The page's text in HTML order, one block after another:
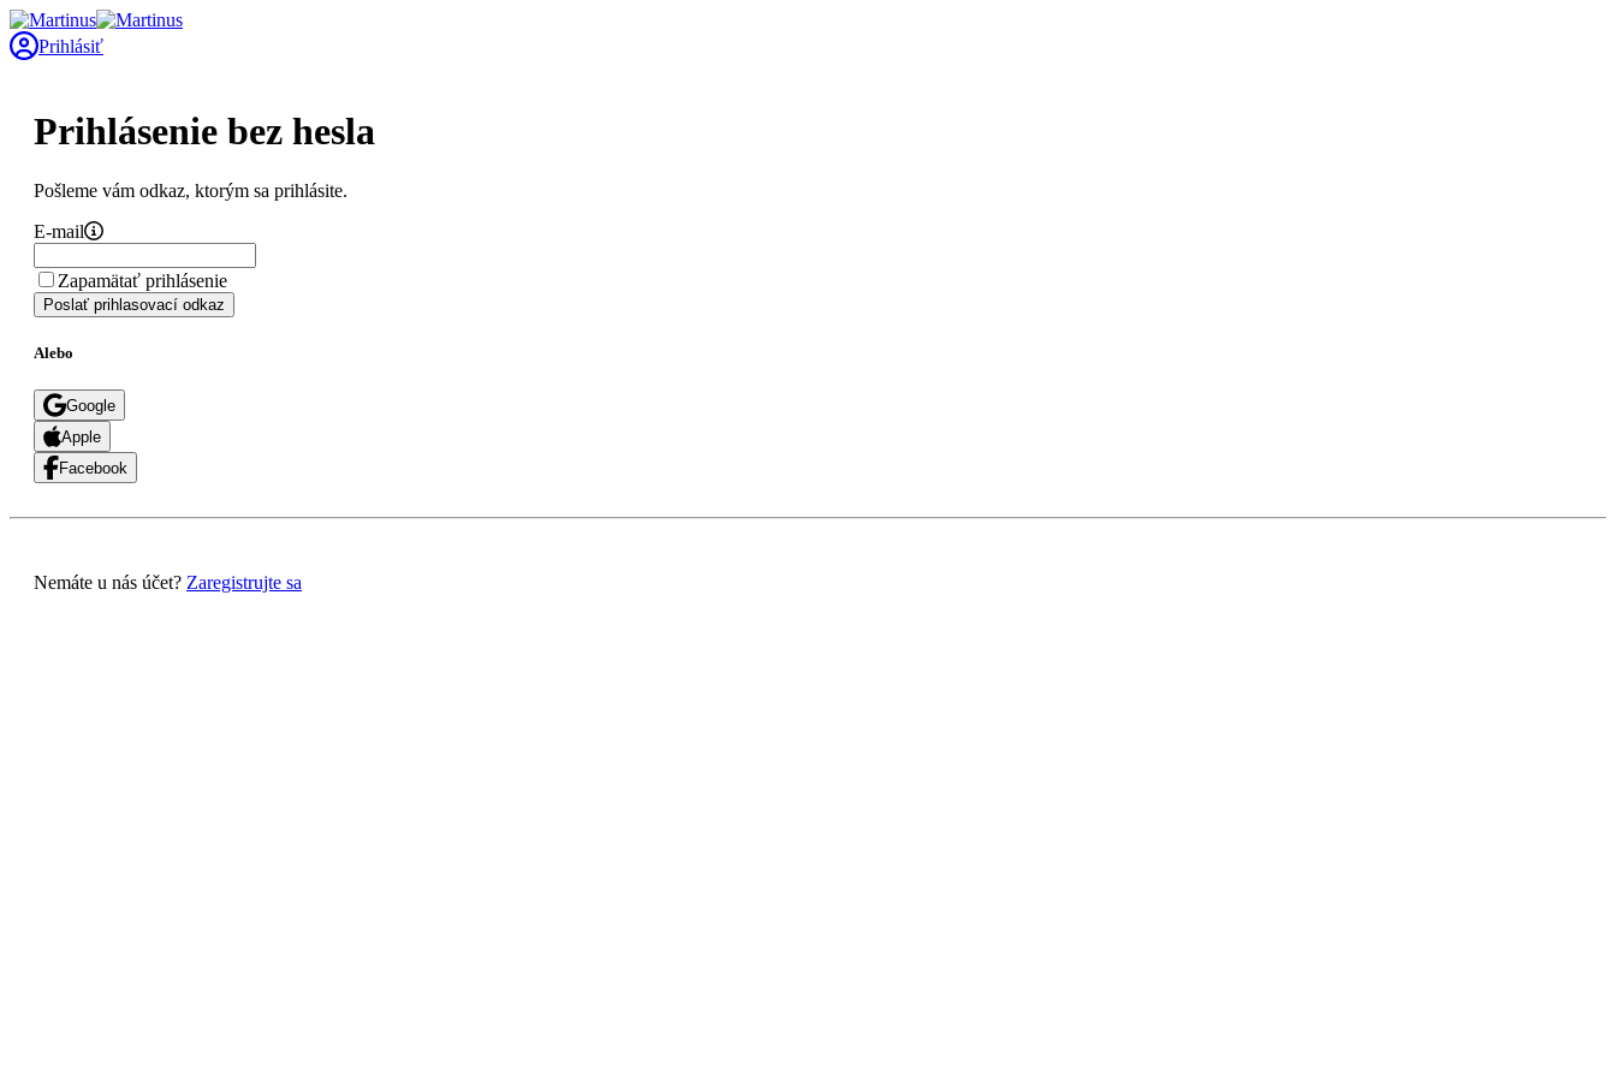
Prihlásiť
Prihlásenie bez hesla
Pošleme vám odkaz, ktorým sa prihlásite.
E-mail
Zapamätať prihlásenie
Poslať prihlasovací odkaz
Alebo
Google
Apple
Facebook
Nemáte u nás účet? Zaregistrujte sa